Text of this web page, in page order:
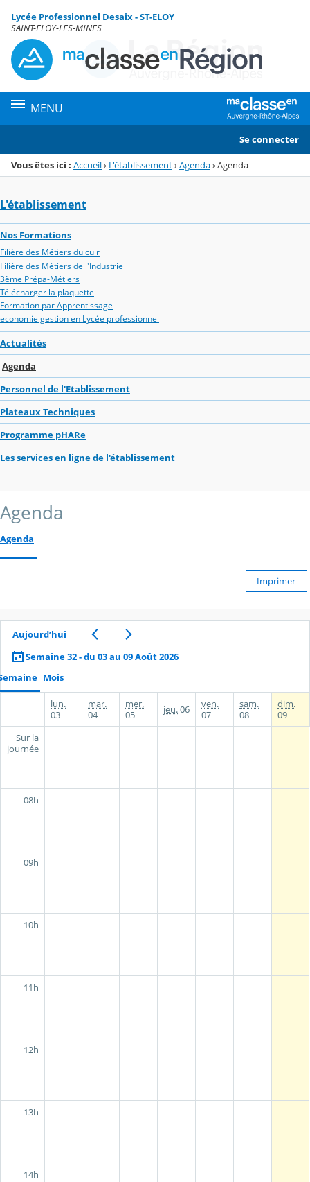
Menu de la rubrique
Contenu
Lycée Professionnel Desaix - ST-ELOY
SAINT-ELOY-LES-MINES
MENU
Se connecter
Vous êtes ici : Accueil› L'établissement›Agenda›Agenda
L'établissement
Nos Formations
Filière des Métiers du cuir
Filière des Métiers de l'Industrie
3ème Prépa-Métiers
Télécharger la plaquette
Formation par Apprentissage
economie gestion en Lycée professionnel
Actualités
Agenda
Personnel de l'Etablissement
Plateaux Techniques
Programme pHARe
Les services en ligne de l'établissement
Agenda
Agenda
Imprimer
Aujourd’hui
Semaine 32 - du 03 au 09 Août 2026
Mois
lun.
03
mar.
04
mer.
05
jeu.06
ven.
07
sam.
08
dim.
09
Sur la
journée
08h
09h
10h
11h
12h
13h
14h